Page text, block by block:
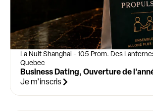
La Nuit Shanghai - 105 Prom. Des
Quebec
Business Dating, Ouverture de
Je m'inscris